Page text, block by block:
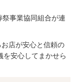
事業協同組合が連
お店が安心と信頼の
を安心してまかせら